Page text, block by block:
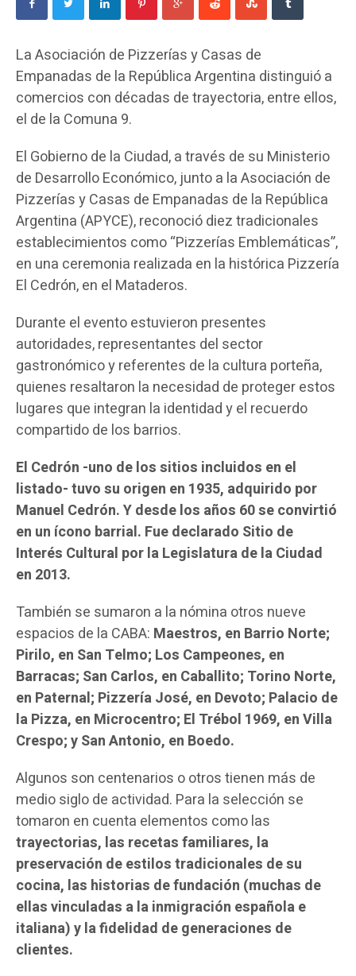
La Asociación de Pizzerías y Casas de
Empanadas de la República Argentina distinguió a
comercios con décadas de trayectoria, entre ellos,
el de la Comuna 9.
El Gobierno de la Ciudad, a través de su Ministerio
de Desarrollo Económico, junto a la Asociación de
Pizzerías y Casas de Empanadas de la República
Argentina (APYCE), reconoció diez tradicionales
establecimientos como “Pizzerías Emblemáticas”,
en una ceremonia realizada en la histórica Pizzería
El Cedrón, en el Mataderos.
Durante el evento estuvieron presentes
autoridades, representantes del sector
gastronómico y referentes de la cultura porteña,
quienes resaltaron la necesidad de proteger estos
lugares que integran la identidad y el recuerdo
compartido de los barrios.
El Cedrón -uno de los sitios incluidos en el
listado- tuvo su origen en 1935, adquirido por
Manuel Cedrón. Y desde los años 60 se convirtió
en un ícono barrial. Fue declarado Sitio de
Interés Cultural por la Legislatura de la Ciudad
en 2013.
También se sumaron a la nómina otros nueve
espacios de la CABA: Maestros, en Barrio Norte;
Pirilo, en San Telmo; Los Campeones, en
Barracas; San Carlos, en Caballito; Torino Norte,
en Paternal; Pizzería José, en Devoto; Palacio de
la Pizza, en Microcentro; El Trébol 1969, en Villa
Crespo; y San Antonio, en Boedo.
Algunos son centenarios o otros tienen más de
medio siglo de actividad. Para la selección se
tomaron en cuenta elementos como las
trayectorias, las recetas familiares, la
preservación de estilos tradicionales de su
cocina, las historias de fundación (muchas de
ellas vinculadas a la inmigración española e
italiana) y la fidelidad de generaciones de
clientes.